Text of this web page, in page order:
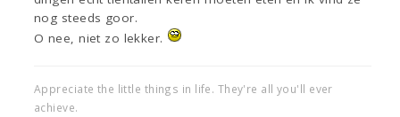
nog steeds goor.
O nee, niet zo lekker.
Appreciate the little things in life. They're all you'll ever
achieve.